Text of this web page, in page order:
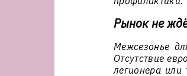
Рынок не
Межсезонье
Отсутствие
легионера